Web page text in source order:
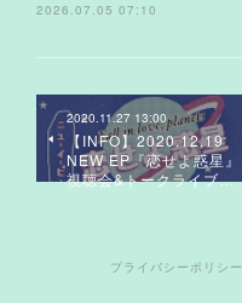
2026.07.05 07:10
2020.11.27 13:00
【INFO】2020.12.19
NEW EP『恋せよ惑星』
視聴会&トークライブ…
プライバシーポリシー